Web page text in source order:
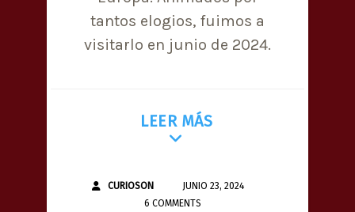
tantos elogios, fuimos a
visitarlo en junio de 2024.
LEER MÁS
CURIOSON
JUNIO 23, 2024
6 COMMENTS